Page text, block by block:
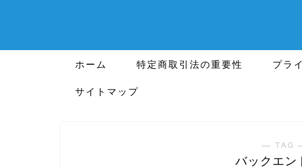
ホーム 特定商取引法の重要性 プラ
サイトマップ
― TAG
バックエン